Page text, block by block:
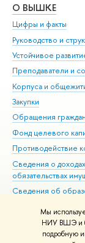
Мы
НИУ ВШЭ и
подробную
О ВЫШКЕ
Цифры и факты
Руководство и
Устойчивое
Преподаватели и
Корпуса и
Закупки
Обращения
Фонд целевого
Противодействие
Сведения о
обязательствах
Сведения об
Людям с
Единая платежная
Работа в Вышке